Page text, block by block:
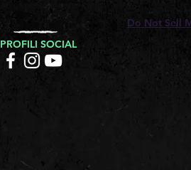
Do Not Sell
PROFILI SOCIAL